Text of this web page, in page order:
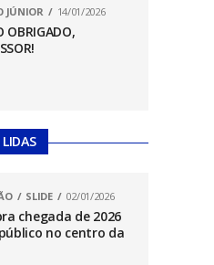
JÚNIOR 14/01/2026
OBRIGADO,
SLIDE 02/01/2026
chegada de 2026
no centro da